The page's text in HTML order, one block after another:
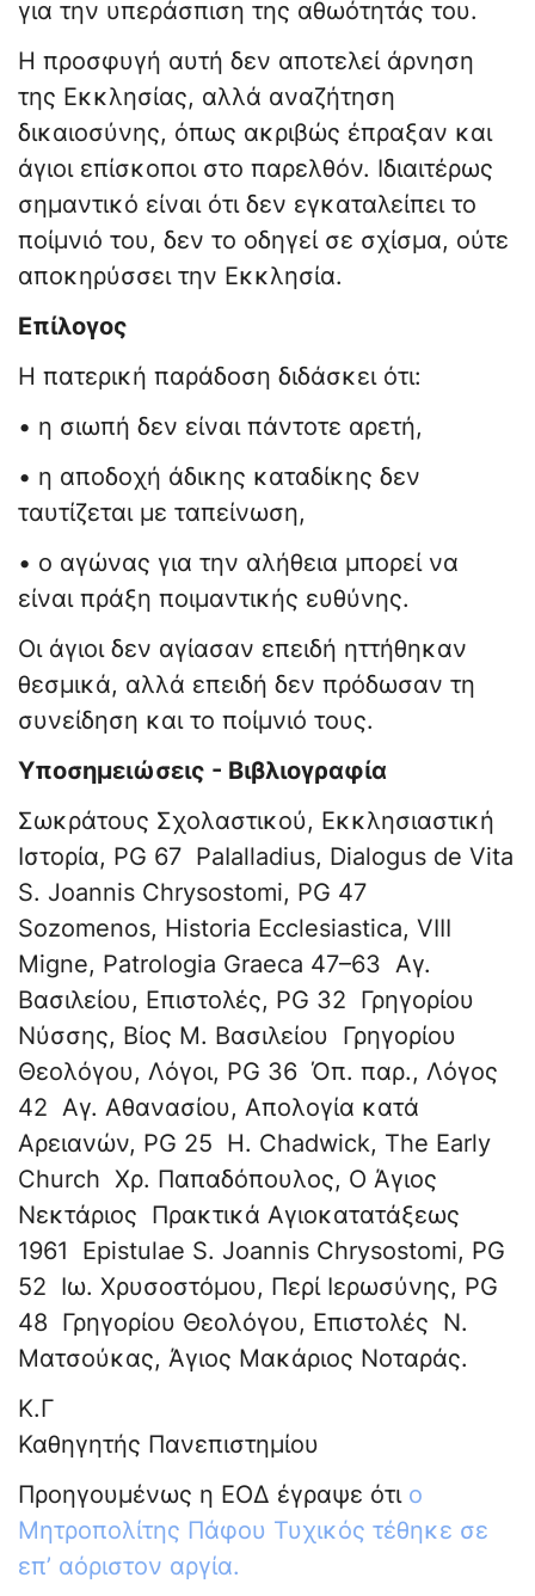
για την υπεράσπιση της αθωότητάς του.
Η προσφυγή αυτή δεν αποτελεί άρνηση
της Εκκλησίας, αλλά αναζήτηση
δικαιοσύνης, όπως ακριβώς έπραξαν και
άγιοι επίσκοποι στο παρελθόν. Ιδιαιτέρως
σημαντικό είναι ότι δεν εγκαταλείπει το
ποίμνιό του, δεν το οδηγεί σε σχίσμα, ούτε
αποκηρύσσει την Εκκλησία.
Επίλογος
Η πατερική παράδοση διδάσκει ότι:
• η σιωπή δεν είναι πάντοτε αρετή,
• η αποδοχή άδικης καταδίκης δεν
ταυτίζεται με ταπείνωση,
• ο αγώνας για την αλήθεια μπορεί να
είναι πράξη ποιμαντικής ευθύνης.
Οι άγιοι δεν αγίασαν επειδή ηττήθηκαν
θεσμικά, αλλά επειδή δεν πρόδωσαν τη
συνείδηση και το ποίμνιό τους.
Υποσημειώσεις - Βιβλιογραφία
Σωκράτους Σχολαστικού, Εκκλησιαστική
Ιστορία, PG 67 PaΙalladius, Dialogus de Vita
S. Joannis Chrysostomi, PG 47
Sozomenos, Historia Ecclesiastica, VIII
Migne, Patrologia Graeca 47–63 Αγ.
Βασιλείου, Επιστολές, PG 32 Γρηγορίου
Νύσσης, Βίος Μ. Βασιλείου Γρηγορίου
Θεολόγου, Λόγοι, PG 36 Όπ. παρ., Λόγος
42 Αγ. Αθανασίου, Απολογία κατά
Αρειανών, PG 25 H. Chadwick, The Early
Church Χρ. Παπαδόπουλος, Ο Άγιος
Νεκτάριος Πρακτικά Αγιοκατατάξεως
1961 Epistulae S. Joannis Chrysostomi, PG
52 Ιω. Χρυσοστόμου, Περί Ιερωσύνης, PG
48 Γρηγορίου Θεολόγου, Επιστολές Ν.
Ματσούκας, Άγιος Μακάριος Νοταράς.
Κ.Γ
Καθηγητής Πανεπιστημίου
Προηγουμένως η ΕΟΔ έγραψε ότι ο
Μητροπολίτης Πάφου Τυχικός τέθηκε σε
επ’ αόριστον αργία.